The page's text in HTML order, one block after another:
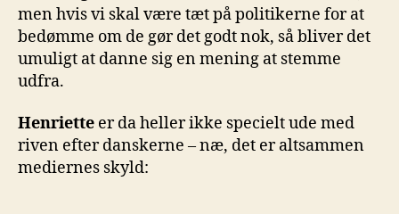
men hvis vi skal være tæt på politikerne for at
bedømme om de gør det godt nok, så bliver det
umuligt at danne sig en mening at stemme
udfra.
Henriette er da heller ikke specielt ude med
riven efter danskerne – næ, det er altsammen
mediernes skyld: